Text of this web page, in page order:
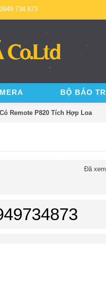
734 873
BỘ BÁO
Remote P820 Tích Hợp Loa
Đã